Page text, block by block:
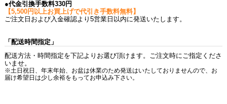
●代金引換手数料330円
【5,500円以上お買上げで代引き手数料無料】
ご注文日および入金確認より5営業日以内に発送いたします。
「配送時間指定」
配送方法・時間指定を下記よりお選び頂けます。ご注文時にご指定くださ
いませ。
※土日祝日、年末年始、お盆は休業のため発送はいたしておりませんので、お
届け希望日は少し余裕をもってお申込み下さい。